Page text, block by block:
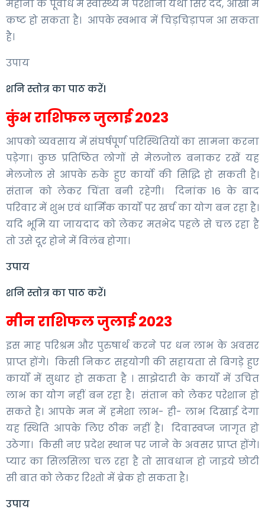
महीना के पूर्वार्ध में स्वास्थ्य में परेशानी यथा सिर दर्द, आंखों में
कष्ट हो सकता है। आपके स्वभाव में चिड़चिड़ापन आ सकता
है।
उपाय
शनि स्तोत्र का पाठ करें।
कुंभ राशिफल जुलाई 2023
आपको व्यवसाय में संघर्षपूर्ण परिस्थितियों का सामना करना
पड़ेगा। कुछ प्रतिष्ठित लोगों से मेलजोल बनाकर रखें यह
मेलजोल से आपके रुके हुए कार्यो की सिद्धि हो सकती है।
संतान को लेकर चिंता बनी रहेगी। दिनांक 16 के बाद
परिवार में शुभ एवं धार्मिक कार्यों पर खर्च का योग बन रहा है।
यदि भूमि या जायदाद को लेकर मतभेद पहले से चल रहा है
तो उसे दूर होने में विलंब होगा।
उपाय
शनि स्तोत्र का पाठ करें।
मीन राशिफल जुलाई 2023
इस माह परिश्रम और पुरुषार्थ करने पर धन लाभ के अवसर
प्राप्त होंगे। किसी निकट सहयोगी की सहायता से बिगड़े हुए
कार्यों में सुधार हो सकता है । साझेदारी के कार्यों में उचित
लाभ का योग नहीं बन रहा है। संतान को लेकर परेशान हो
सकते है। आपके मन में हमेशा लाभ- ही- लाभ दिखाई देगा
यह स्थिति आपके लिए ठीक नहीं है। दिवास्वप्न जागृत हो
उठेगा। किसी नए प्रदेश स्थान पर जाने के अवसर प्राप्त होंगे।
प्यार का सिलसिला चल रहा है तो सावधान हो जाइये छोटी
सी बात को लेकर रिश्तो में ब्रेक हो सकता है।
उपाय